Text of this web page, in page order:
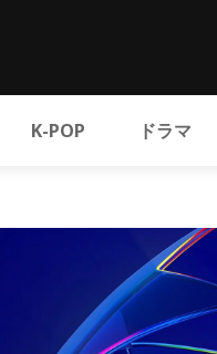
K-POP ドラマ